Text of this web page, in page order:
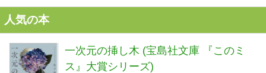
人気の本
一次元の挿し木 (宝島社文庫 『このミ
ス』大賞シリーズ)